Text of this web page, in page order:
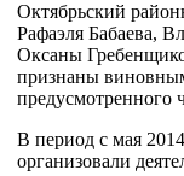
Октябрьский
Рафаэля Бабаева,
Оксаны
признаны
В период с мая
организовали